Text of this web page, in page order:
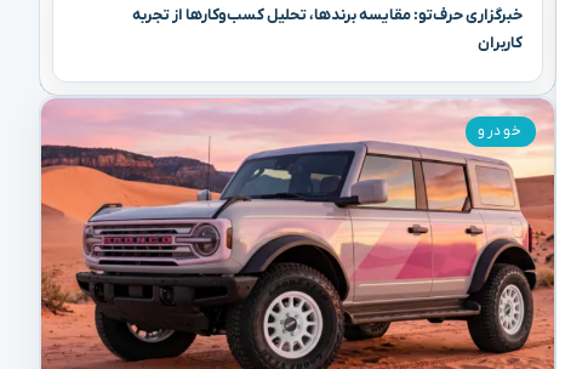
خبرگزاری حرف‌تو: مقایسه برندها، تحلیل کسب‌وکارها از تجربه
کاربران
خودرو